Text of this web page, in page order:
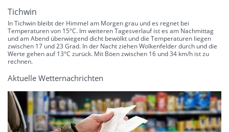
Tichwin
In Tichwin bleibt der Himmel am Morgen grau und es regnet bei
Temperaturen von 15°C. Im weiteren Tagesverlauf ist es am Nachmittag
und am Abend überwiegend dicht bewölkt und die Temperaturen liegen
zwischen 17 und 23 Grad. In der Nacht ziehen Wolkenfelder durch und die
Werte gehen auf 13°C zurück. Mit Böen zwischen 16 und 34 km/h ist zu
rechnen.
Aktuelle Wetternachrichten